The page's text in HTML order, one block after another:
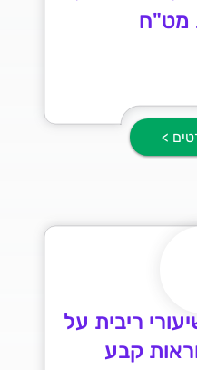
מט"ח
>
ריבית על
קבע